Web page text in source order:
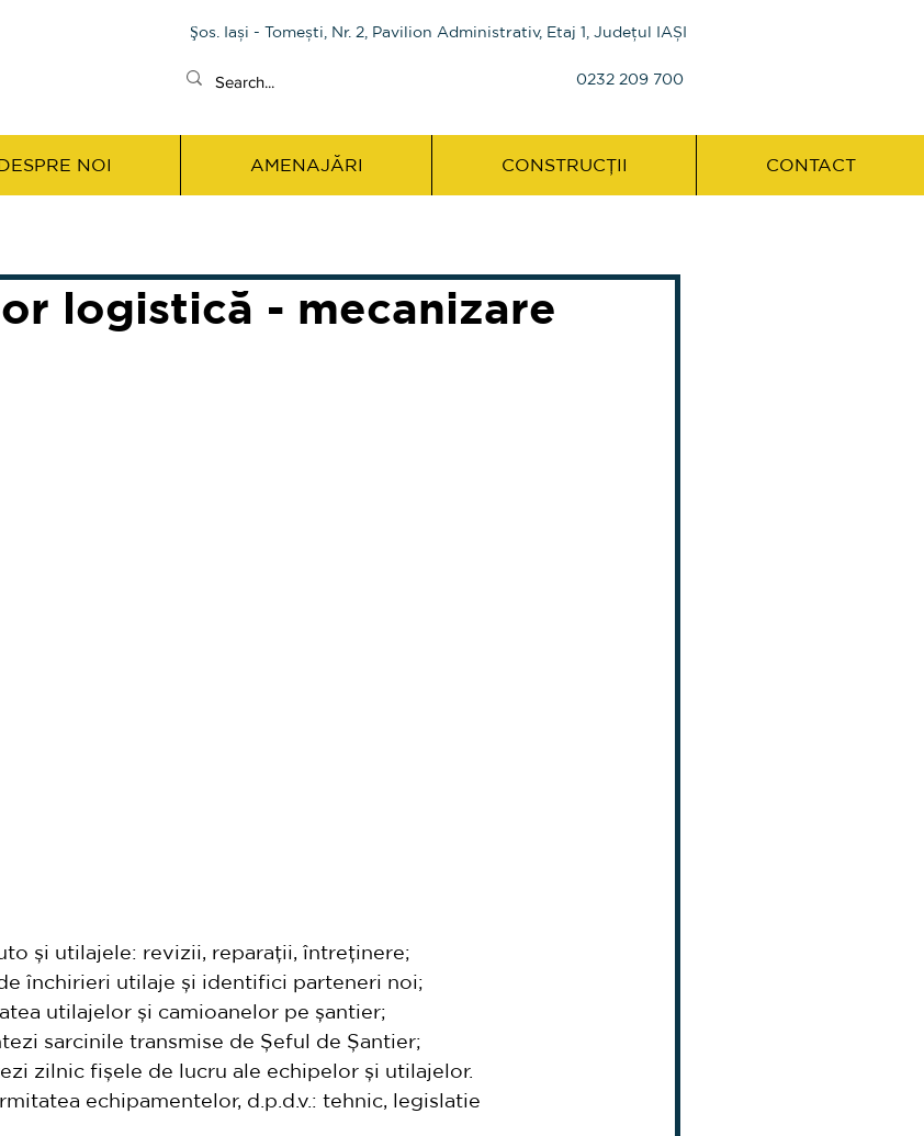
Şos. Iași - Tomești, Nr. 2, Pavilion Administrativ, Etaj 1, Județul IAȘI
0232 209 700
NOI AMENAJĂRI CONSTRUCȚII CONTACT
logistică - mecanizare
și utilajele: revizii, reparații, întreținere;
închirieri utilaje și identifici parteneri noi;
utilajelor și camioanelor pe șantier;
sarcinile transmise de Șeful de Șantier;
zilnic fișele de lucru ale echipelor și utilajelor.
echipamentelor, d.p.d.v.: tehnic, legislatie